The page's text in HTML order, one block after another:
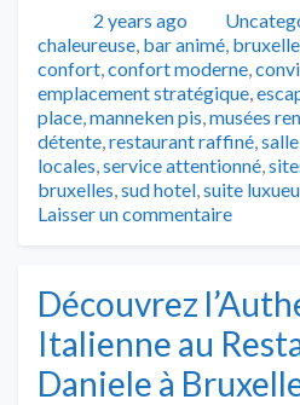
Publié2 years ago
chaleureuse, bar animé,
confort,confort moderne,
emplacement stratégique,
place,manneken pis,musées
détente,restaurant raffiné,
locales,service attentionné,
bruxelles,sud hotel,suite
Laisser un commentaire
Découvrez
Italienne au
Daniele à